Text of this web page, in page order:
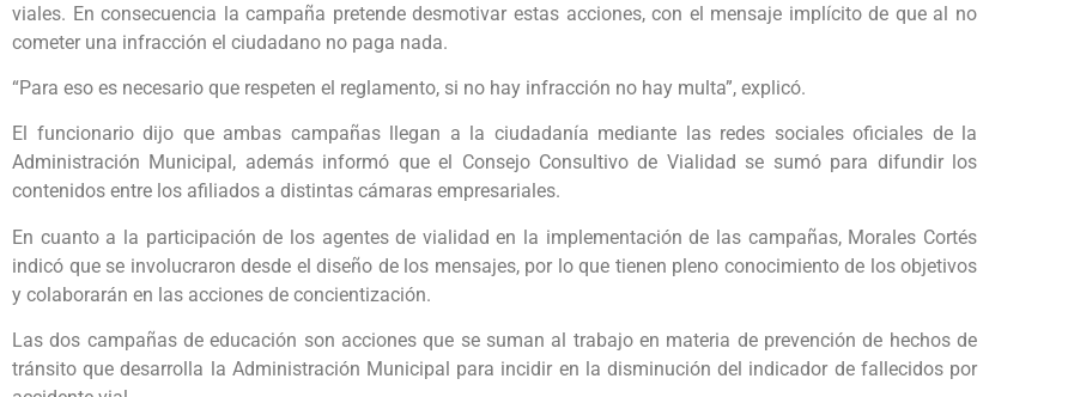
viales. En consecuencia la campaña pretende desmotivar estas acciones, con el mensaje implícito de que al no
cometer una infracción el ciudadano no paga nada.
“Para eso es necesario que respeten el reglamento, si no hay infracción no hay multa”, explicó.
El funcionario dijo que ambas campañas llegan a la ciudadanía mediante las redes sociales oficiales de la
Administración Municipal, además informó que el Consejo Consultivo de Vialidad se sumó para difundir los
contenidos entre los afiliados a distintas cámaras empresariales.
En cuanto a la participación de los agentes de vialidad en la implementación de las campañas, Morales Cortés
indicó que se involucraron desde el diseño de los mensajes, por lo que tienen pleno conocimiento de los objetivos
y colaborarán en las acciones de concientización.
Las dos campañas de educación son acciones que se suman al trabajo en materia de prevención de hechos de
tránsito que desarrolla la Administración Municipal para incidir en la disminución del indicador de fallecidos por